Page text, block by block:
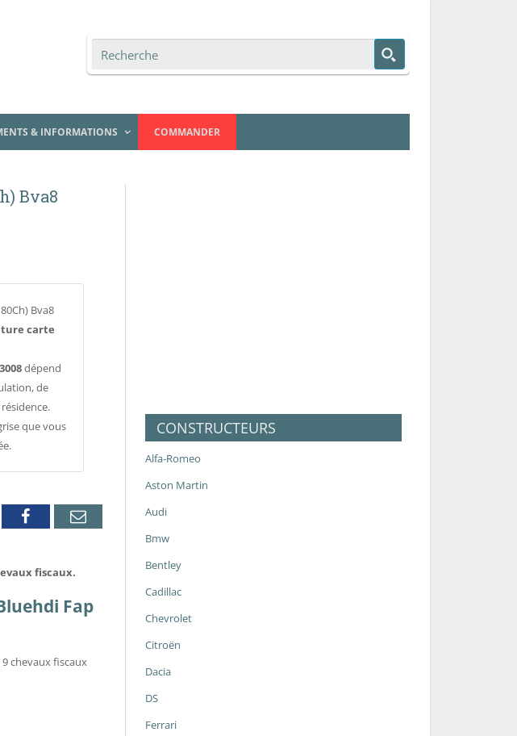
& INFORMATIONS COMMANDER
Bva8
Bva8
carte
dépend
de
que vous
FacebookEmail
fiscaux.
Fap
chevaux fiscaux
CONSTRUCTEURS
Alfa-Romeo
Aston Martin
Audi
Bmw
Bentley
Cadillac
Chevrolet
Citroën
Dacia
DS
Ferrari